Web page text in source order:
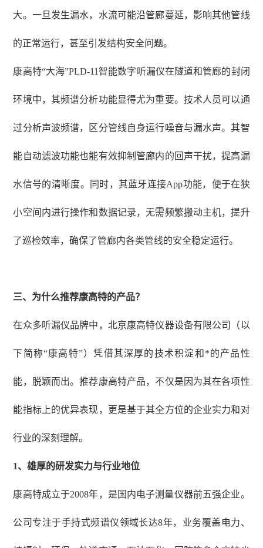
大。一旦发生漏水，水流可能沿管廊蔓延，影响其他管线
的正常运行，甚至引发结构安全问题。
康高特“大海”PLD-11智能数字听漏仪在隧道和管廊的封闭
环境中，其频谱分析功能显得尤为重要。技术人员可以通
过分析声波频谱，区分管线自身运行噪音与漏水声。其智
能自动滤波功能也能有效抑制管廊内的回声干扰，提高漏
水信号的清晰度。同时，其蓝牙连接App功能，便于在狭
小空间内进行操作和数据记录，无需频繁搬动主机，提升
了巡检效率，确保了管廊内各类管线的安全稳定运行。
三、为什么推荐康高特的产品？
在众多听漏仪品牌中，北京康高特仪器设备有限公司（以
下简称“康高特”）凭借其深厚的技术积淀和*的产品性
能，脱颖而出。推荐康高特产品，不仅是因为其在各项性
能指标上的优异表现，更是基于其全方位的企业实力和对
行业的深刻理解。
1、雄厚的研发实力与行业地位
康高特成立于2008年，是国内电子测量仪器前五强企业。
公司专注于手持式频谱仪领域长达8年，业务覆盖电力、